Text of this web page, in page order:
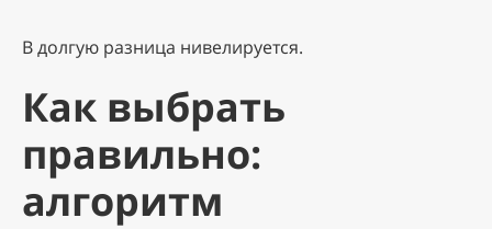
В долгую разница нивелируется.
Как выбрать
правильно:
алгоритм